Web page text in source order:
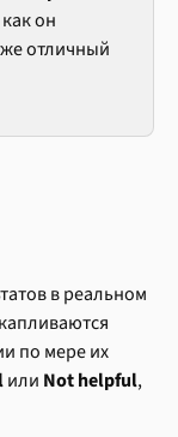
он
отличный
в реальном
по мере их
или Not helpful,